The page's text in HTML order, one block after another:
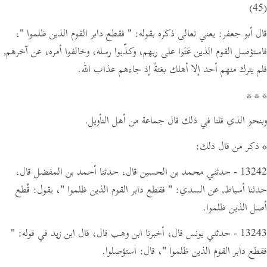
(45)
قال أبو جعفر: يعني تعالى ذكره بقوله: " فقطع دابر القوم الذين ظلموا "،
فاستؤصل القوم الذين عَتَوا على ربهم، وكذّبوا رسله، وخالفوا أمره، عن آخرهم,
فلم يترك منهم أحد إلا أهلك بغتةً إذ جاءهم عذاب الله.
* * *
وبنحو الذي قلنا في ذلك قال جماعة من أهل التأويل.
* ذكر من قال ذلك:
13242 - حدثني محمد بن الحسين قال، حدثنا أحمد بن المفضل قال،
حدثنا أسباط, عن السدي: " فقطع دابر القوم الذين ظلموا "، يقول: قُطع
أصل الذين ظلموا.
13243 - حدثني يونس قال، أخبرنا ابن وهب قال،
قال ابن زيد في قوله: "
فقطع دابر القوم الذين ظلموا "، قال: استؤصلوا.